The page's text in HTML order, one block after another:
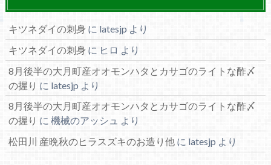
キツネダイの刺身 に latesjp より
キツネダイの刺身 に ヒロ より
8月後半の大月町産オオモンハタとカサゴのライトな酢〆
の握り に latesjp より
8月後半の大月町産オオモンハタとカサゴのライトな酢〆
の握り に 機械のアッシュ より
松田川 産晩秋のヒラスズキのお造り他に latesjp より